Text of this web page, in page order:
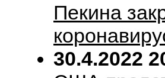
Пекина
30.4.2022